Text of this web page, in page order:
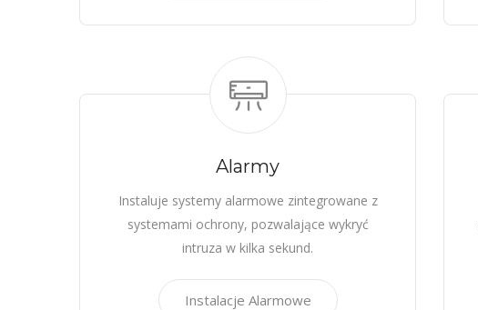
Alarmy
Instaluje systemy alarmowe zintegrowane z
systemami ochrony, pozwalające wykryć
intruza w kilka sekund.
Instalacje Alarmowe